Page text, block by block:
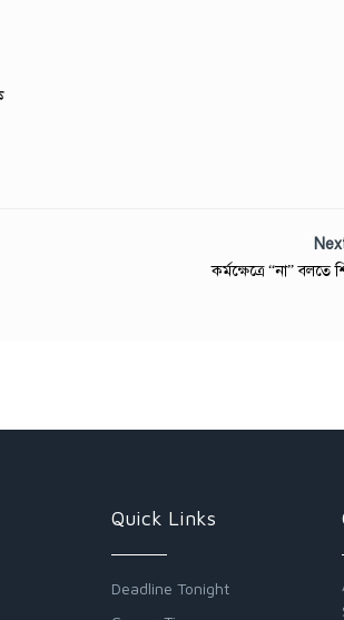
কর্মক্ষেত্রে “না” বলতে
Quick Links
Deadline Tonight